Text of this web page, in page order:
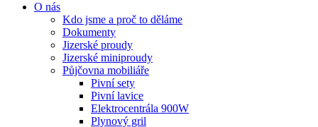
O nás
Kdo jsme a proč to děláme
Dokumenty
Jizerské proudy
Jizerské miniproudy
Půjčovna mobiliáře
Pivní sety
Pivní lavice
Elektrocentrála 900W
Plynový gril